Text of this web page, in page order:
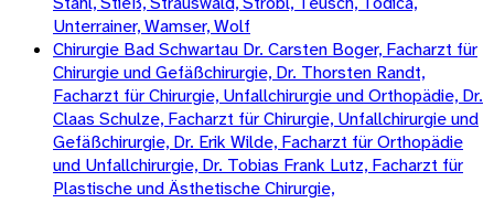
Unterrainer, Wamser, Wolf
Chirurgie Bad Schwartau Dr. Carsten Boger, Facharzt für
Chirurgie und Gefäßchirurgie, Dr. Thorsten Randt,
Facharzt für Chirurgie, Unfallchirurgie und Orthopädie, Dr.
Claas Schulze, Facharzt für Chirurgie, Unfallchirurgie und
Gefäßchirurgie, Dr. Erik Wilde, Facharzt für Orthopädie
und Unfallchirurgie, Dr. Tobias Frank Lutz, Facharzt für
Plastische und Ästhetische Chirurgie,